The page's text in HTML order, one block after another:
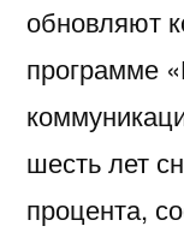
обновляют
программе
шесть лет
процента,